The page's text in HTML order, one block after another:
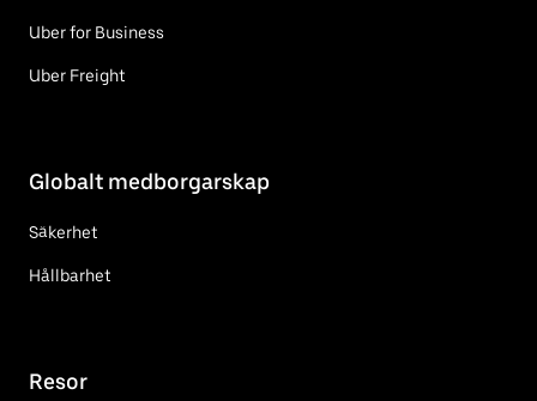
Uber for Business
Uber Freight
Globalt medborgarskap
Säkerhet
Hållbarhet
Resor